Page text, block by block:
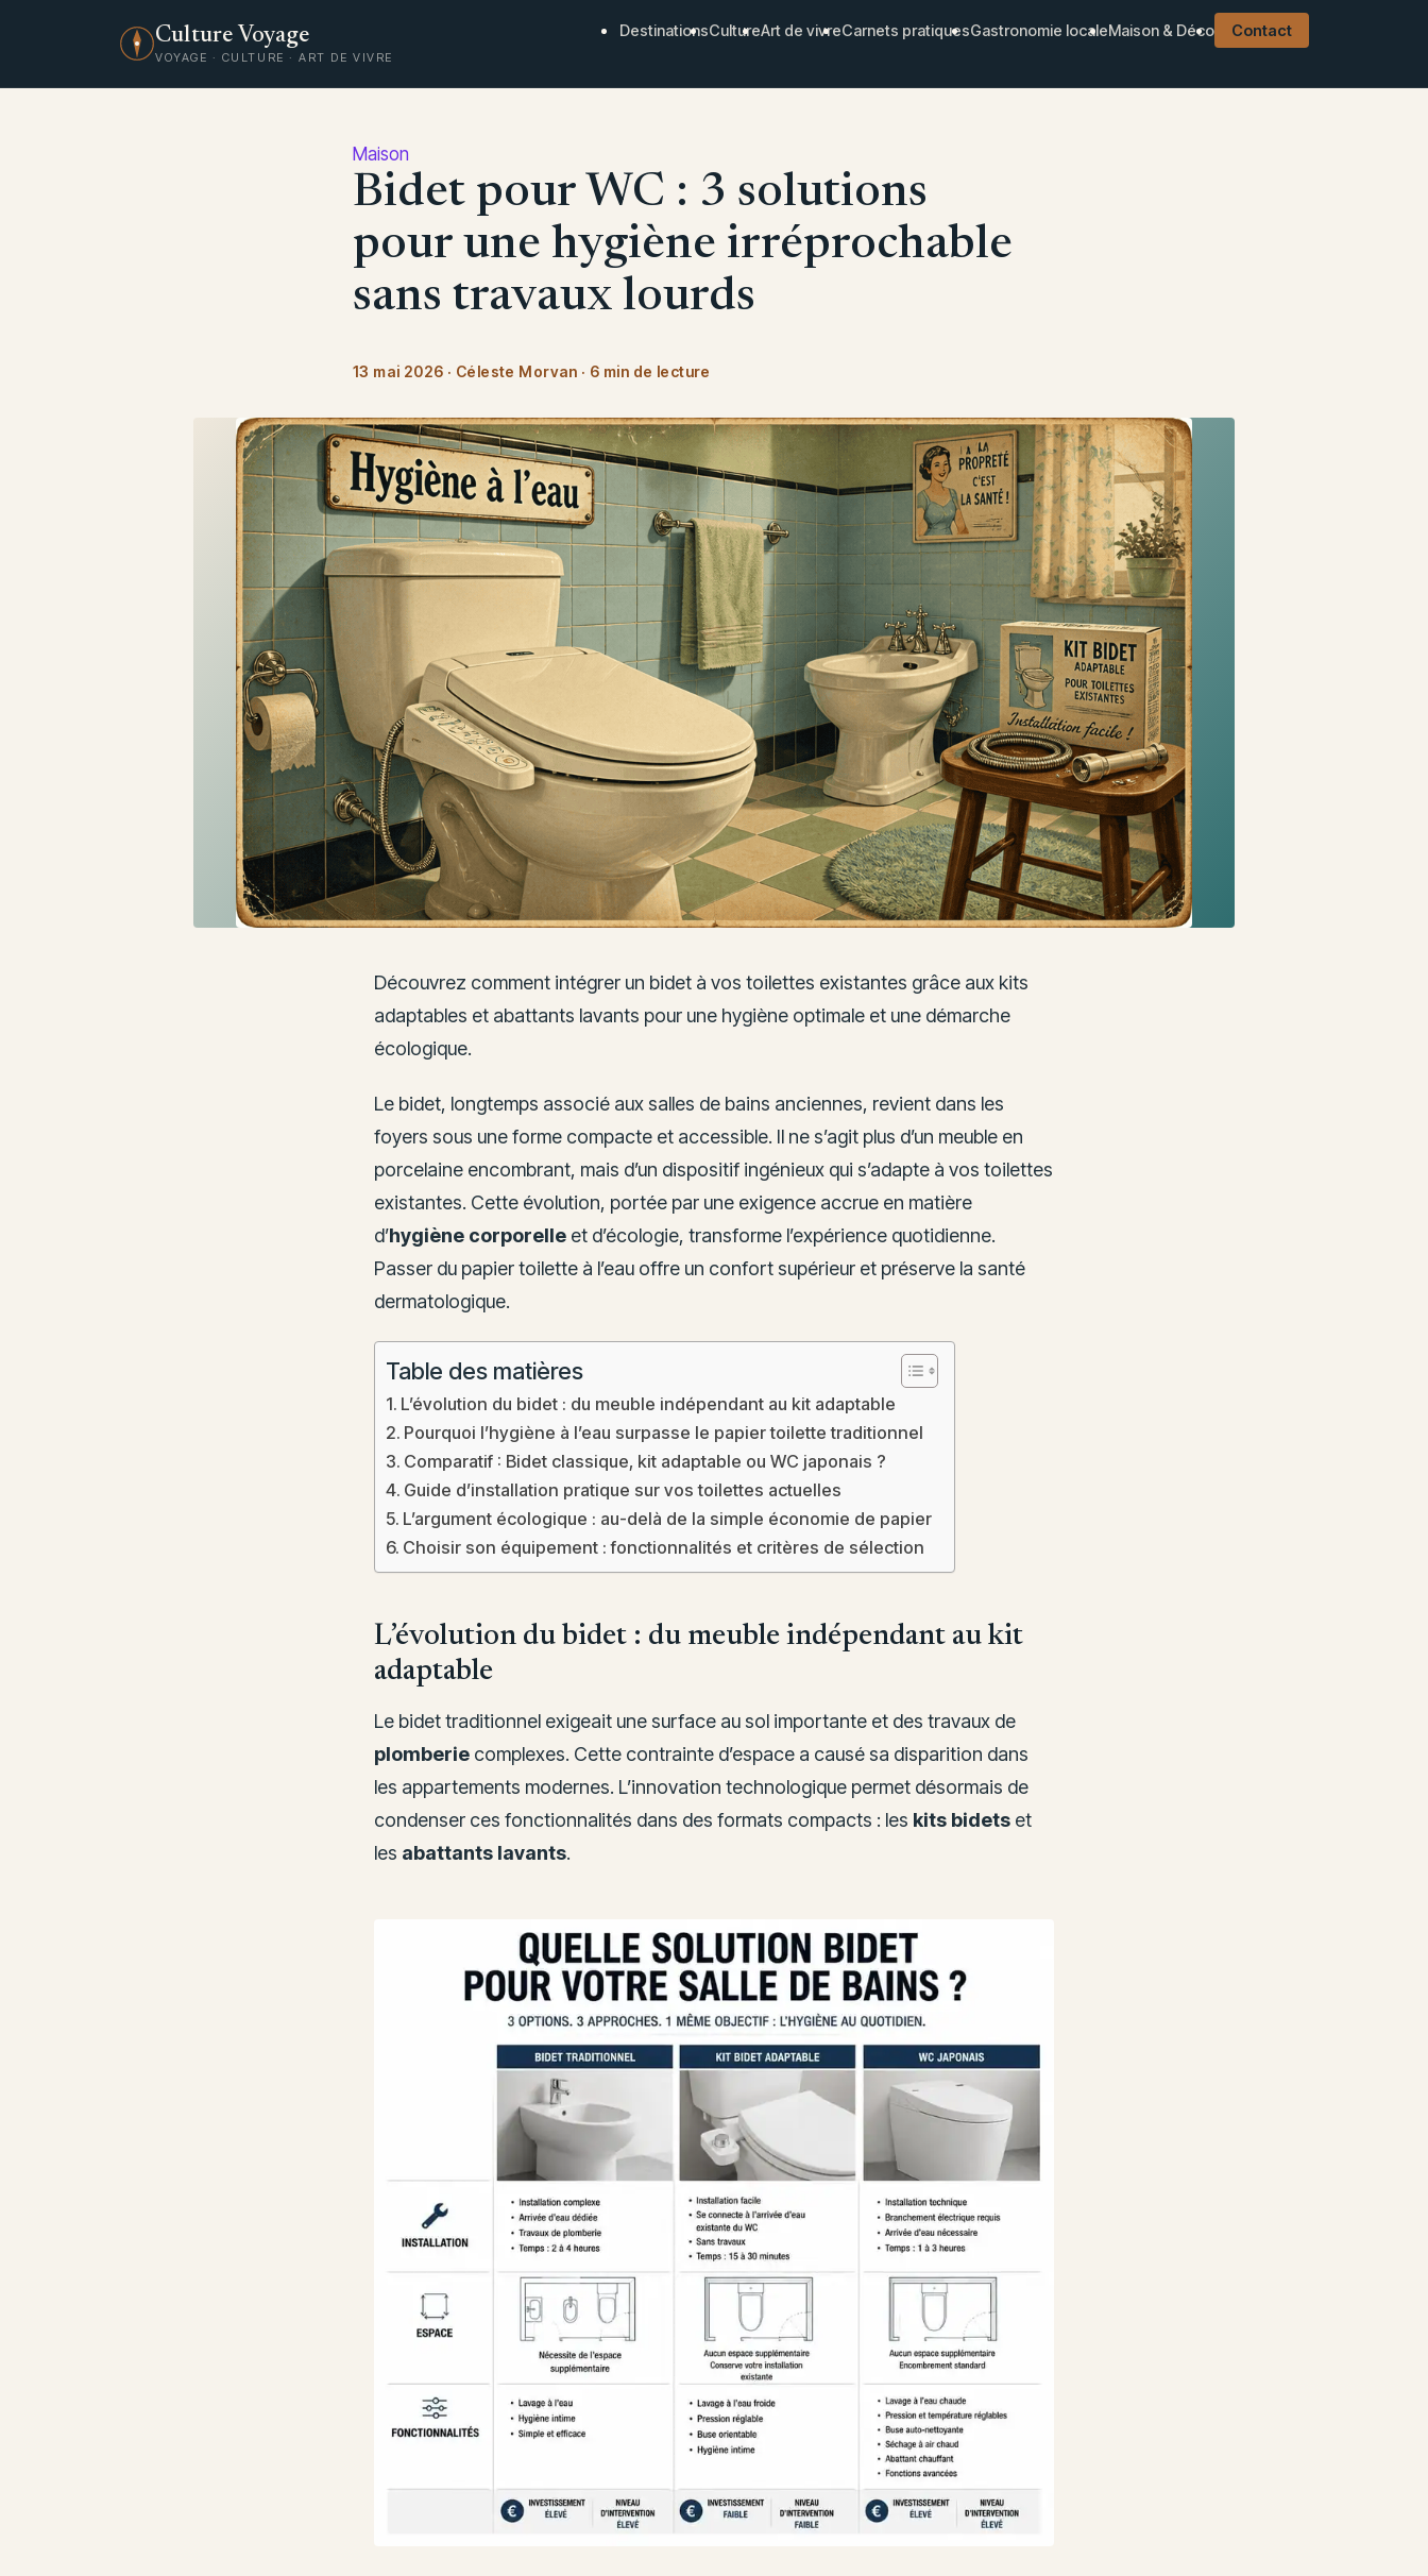
Culture Voyage
VOYAGE · CULTURE · ART DE VIVRE
DestinationsCultureArt de vivreCarnets pratiquesGastronomie localeMaison & Déco Contact
Maison
Bidet pour WC : 3 solutions
pour une hygiène irréprochable
sans travaux lourds
13 mai 2026 · Céleste Morvan · 6 min de lecture
Découvrez comment intégrer un bidet à vos toilettes existantes grâce aux kits
adaptables et abattants lavants pour une hygiène optimale et une démarche
écologique.
Le bidet, longtemps associé aux salles de bains anciennes, revient dans les
foyers sous une forme compacte et accessible. Il ne s’agit plus d’un meuble en
porcelaine encombrant, mais d’un dispositif ingénieux qui s’adapte à vos toilettes
existantes. Cette évolution, portée par une exigence accrue en matière
d’hygiène corporelle et d’écologie, transforme l’expérience quotidienne.
Passer du papier toilette à l’eau offre un confort supérieur et préserve la santé
dermatologique.
Table des matières
L’évolution du bidet : du meuble indépendant au kit adaptable
Pourquoi l’hygiène à l’eau surpasse le papier toilette traditionnel
Comparatif : Bidet classique, kit adaptable ou WC japonais ?
Guide d’installation pratique sur vos toilettes actuelles
L’argument écologique : au-delà de la simple économie de papier
Choisir son équipement : fonctionnalités et critères de sélection
L’évolution du bidet : du meuble indépendant au kit
adaptable
Le bidet traditionnel exigeait une surface au sol importante et des travaux de
plomberie complexes. Cette contrainte d’espace a causé sa disparition dans
les appartements modernes. L’innovation technologique permet désormais de
condenser ces fonctionnalités dans des formats compacts : les kits bidets et
les abattants lavants.